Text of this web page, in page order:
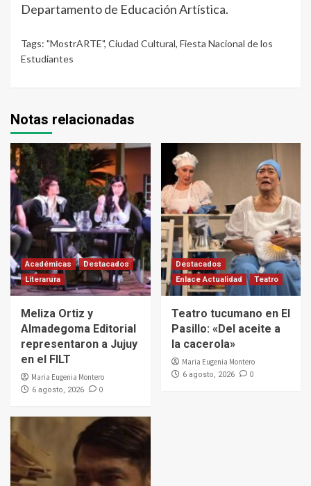
Departamento de Educación Artística.
Tags: "MostrARTE", Ciudad Cultural, Fiesta Nacional de los
Estudiantes
Notas relacionadas
Académicas
Destacados
Literarura
Meliza Ortiz y
Almadegoma Editorial
representaron a Jujuy
en el FILT
Maria Eugenia Montero
6 agosto, 2026 0
Destacados
Enlace Actualidad
Teatro
Teatro tucumano en El
Pasillo: «Del aceite a
la cacerola»
Maria Eugenia Montero
6 agosto, 2026 0